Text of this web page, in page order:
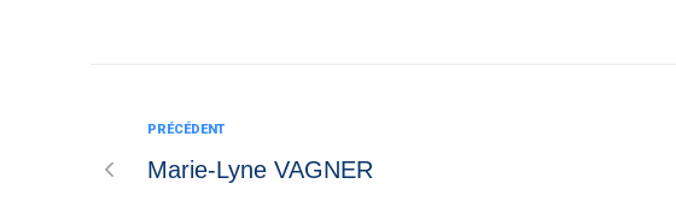
PRÉCÉDENT
Marie-Lyne VAGNER